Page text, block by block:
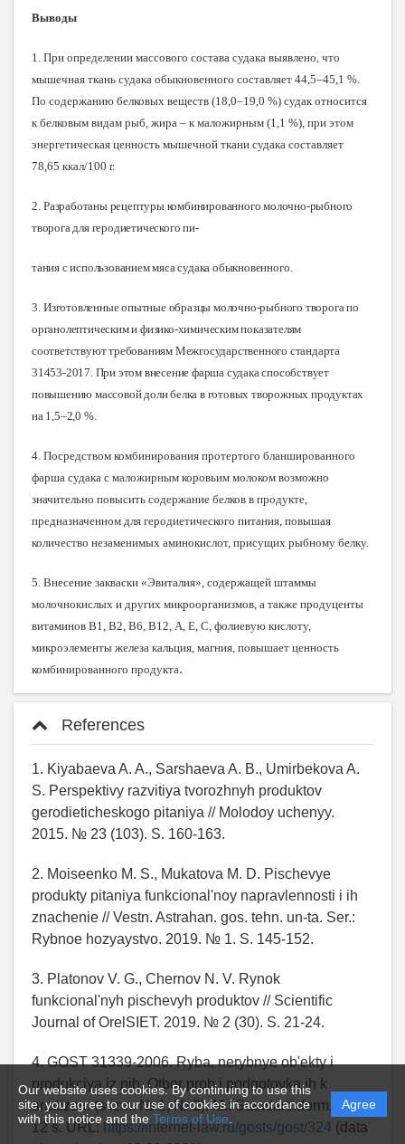
Our website uses cookies. By continuing to use this
site, you agree to our use of cookies in accordance
with this notice and the Terms of Use
Agree
Выводы
1. При определении массового состава судака выявлено, что
мышечная ткань судака обыкновенного составляет 44,5–45,1 %.
По содержанию белковых веществ (18,0–19,0 %) судак относится
к белковым видам рыб, жира – к маложирным (1,1 %), при этом
энергетическая ценность мышечной ткани судака составляет
78,65 ккал/100 г.
2. Разработаны рецептуры комбинированного молочно-рыбного
творога для геродиетического пи-
тания с использованием мяса судака обыкновенного.
3. Изготовленные опытные образцы молочно-рыбного творога по
органолептическим и физико-химическим показателям
соответствуют требованиям Межгосударственного стандарта
31453-2017. При этом внесение фарша судака способствует
повышению массовой доли белка в готовых творожных продуктах
на 1,5–2,0 %.
4. Посредством комбинирования протертого бланшированного
фарша судака с маложирным коровьим молоком возможно
значительно повысить содержание белков в продукте,
предназначенном для геродиетического питания, повышая
количество незаменимых аминокислот, присущих рыбному белку.
5. Внесение закваски «Эвиталия», содержащей штаммы
молочнокислых и других микроорганизмов, а также продуценты
витаминов В1, В2, В6, В12, А, Е, С, фолиевую кислоту,
микроэлементы железа кальция, магния, повышает ценность
комбинированного продукта.
References
1. Kiyabaeva A. A., Sarshaeva A. B., Umirbekova A.
S. Perspektivy razvitiya tvorozhnyh produktov
gerodieticheskogo pitaniya // Molodoy uchenyy.
2015. № 23 (103). S. 160-163.
2. Moiseenko M. S., Mukatova M. D. Pischevye
produkty pitaniya funkcional'noy napravlennosti i ih
znachenie // Vestn. Astrahan. gos. tehn. un-ta. Ser.:
Rybnoe hozyaystvo. 2019. № 1. S. 145-152.
3. Platonov V. G., Chernov N. V. Rynok
funkcional'nyh pischevyh produktov // Scientific
Journal of OrelSIET. 2019. № 2 (30). S. 21-24.
4. GOST 31339-2006. Ryba, nerybnye ob'ekty i
produkciya iz nih. Otbor prob i podgotovka ih k
analizam (s izm. № 1, № 2). M.: Standartinform, 2010.
12 s. URL: https://internet-law.ru/gosts/gost/324 (data